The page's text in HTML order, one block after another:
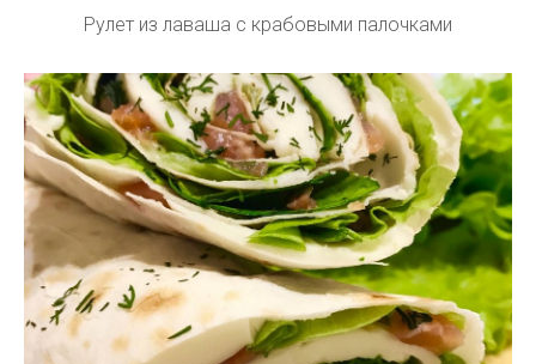
Рулет из лаваша с крабовыми палочками